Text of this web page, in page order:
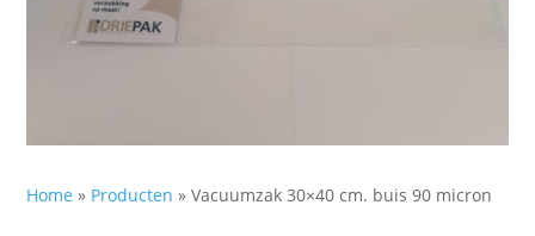
Home » Producten »Vacuumzak 30×40 cm. buis 90 micron